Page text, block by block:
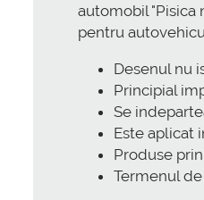
automobil "Pisica
pentru
Desenul nu
Principial
Se
Este aplicat
Produse
Termenul